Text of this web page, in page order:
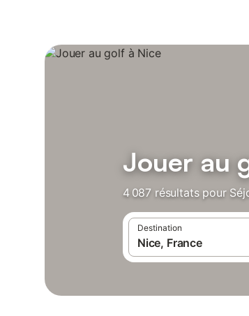
Jouer au
4 087 résultats pour
Destination